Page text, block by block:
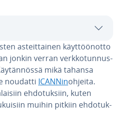
as­teit­tai­nen käyt­töön­ot­to
jonkin verran verk­ko­tun­nus­
mikä tahansa
noudatti ICANNinohjeita.
eh­do­tuk­siin, kuten
muihin pitkiin eh­do­tuk­